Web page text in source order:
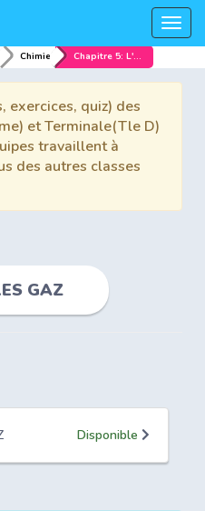
Chimie Chapitre 5: L'AIR-LES GAZ
exercices, quiz) des
et Terminale(Tle D)
travaillent à
des autres classes
GAZ
Disponible